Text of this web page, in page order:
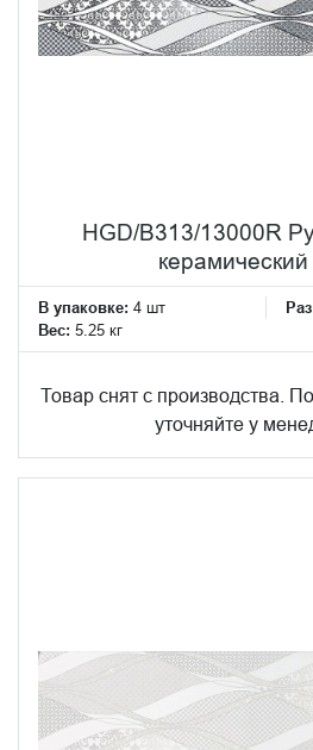
HGD/B313/13000R
керамический
В упаковке: 4 шт
Вес: 5.25 кг
Товар снят с производства.
уточняйте у